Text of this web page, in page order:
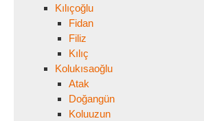
Kılıçoğlu
Fidan
Filiz
Kılıç
Kolukısaoğlu
Atak
Doğangün
Koluuzun